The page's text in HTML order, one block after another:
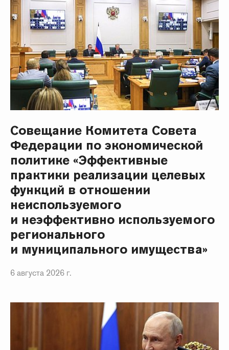
Совещание Комитета Совета
Федерации по экономической
политике «Эффективные
практики реализации целевых
функций в отношении
неиспользуемого
и неэффективно используемого
регионального
и муниципального имущества»
6 августа 2026 г.